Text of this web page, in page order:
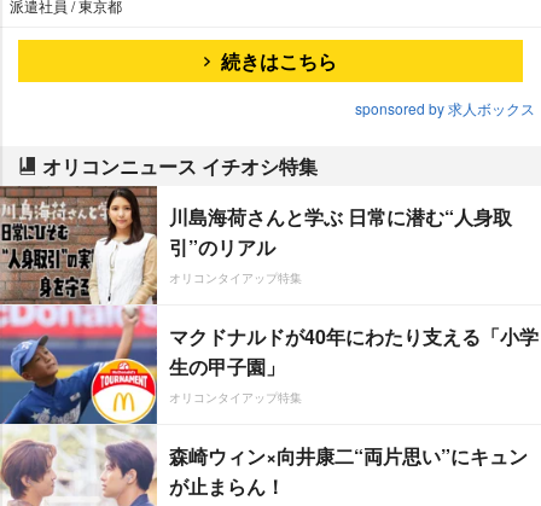
派遣社員 / 東京都
続きはこちら
sponsored by 求人ボックス
オリコンニュース イチオシ特集
川島海荷さんと学ぶ 日常に潜む“人身取
引”のリアル
オリコンタイアップ特集
マクドナルドが40年にわたり支える「小学
生の甲子園」
オリコンタイアップ特集
森崎ウィン×向井康二“両片思い”にキュン
が止まらん！